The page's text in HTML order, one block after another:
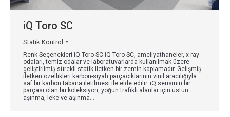
iQ Toro SC
Statik Kontrol
Renk Seçenekleri iQ Toro SC iQ Toro SC, ameliyathaneler, x-ray
odaları, temiz odalar ve laboratuvarlarda kullanılmak üzere
geliştirilmiş sürekli statik iletken bir zemin kaplamadır. Gelişmiş
iletken özellikleri karbon-siyah parçacıklarının vinil aracılığıyla
saf bir karbon tabana iletilmesi ile elde edilir. iQ serisinin bir
parçası olan bu koleksiyon, yoğun trafikli alanlar için üstün
aşınma, leke ve aşınma…